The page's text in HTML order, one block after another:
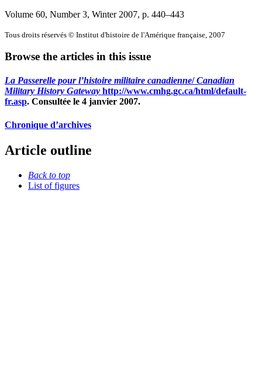
Volume 60, Number 3, Winter 2007, p. 440–443
Tous droits réservés © Institut d'histoire de l'Amérique française, 2007
Browse the articles in this issue
La Passerelle pour l’histoire militaire canadienne/Canadian
Military History Gateway http://www.cmhg.gc.ca/html/default-
fr.asp. Consultée le 4 janvier 2007.
Chronique d’archives
Article outline
Back to top
List of figures